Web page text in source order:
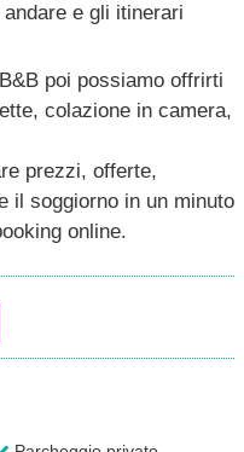
e gli itinerari
poi possiamo offrirti
colazione in camera,
prezzi, offerte,
il soggiorno in un minuto
online.